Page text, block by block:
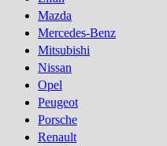
Mazda
Mercedes-Benz
Mitsubishi
Nissan
Opel
Peugeot
Porsсhe
Renault